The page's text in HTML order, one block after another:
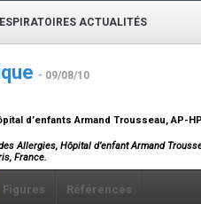
ACTUALITÉS
- 09/08/10
d’enfants Armand Trousseau, AP-
Allergies, Hôpital d’enfant Armand
France.
Figures Références